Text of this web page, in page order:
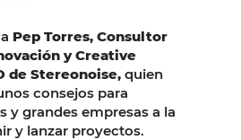
Pep Torres, Consultor
y Creative
de Stereonoise, quien
consejos para
y grandes empresas a la
y lanzar proyectos.